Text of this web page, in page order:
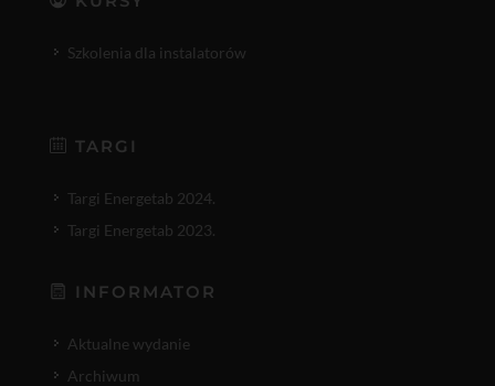
Szkolenia dla instalatorów
TARGI
Targi Energetab 2024.
Targi Energetab 2023.
INFORMATOR
Aktualne wydanie
Archiwum